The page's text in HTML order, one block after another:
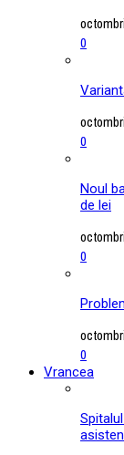
0
0
Noul
de lei
0
0
Vrancea